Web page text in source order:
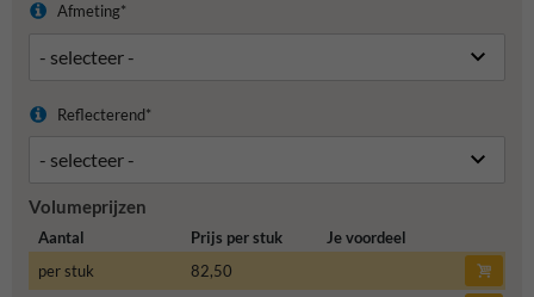
Afmeting*
Reflecterend*
Volumeprijzen
Aantal Prijs per stuk
Je voordeel
per stuk
82,50